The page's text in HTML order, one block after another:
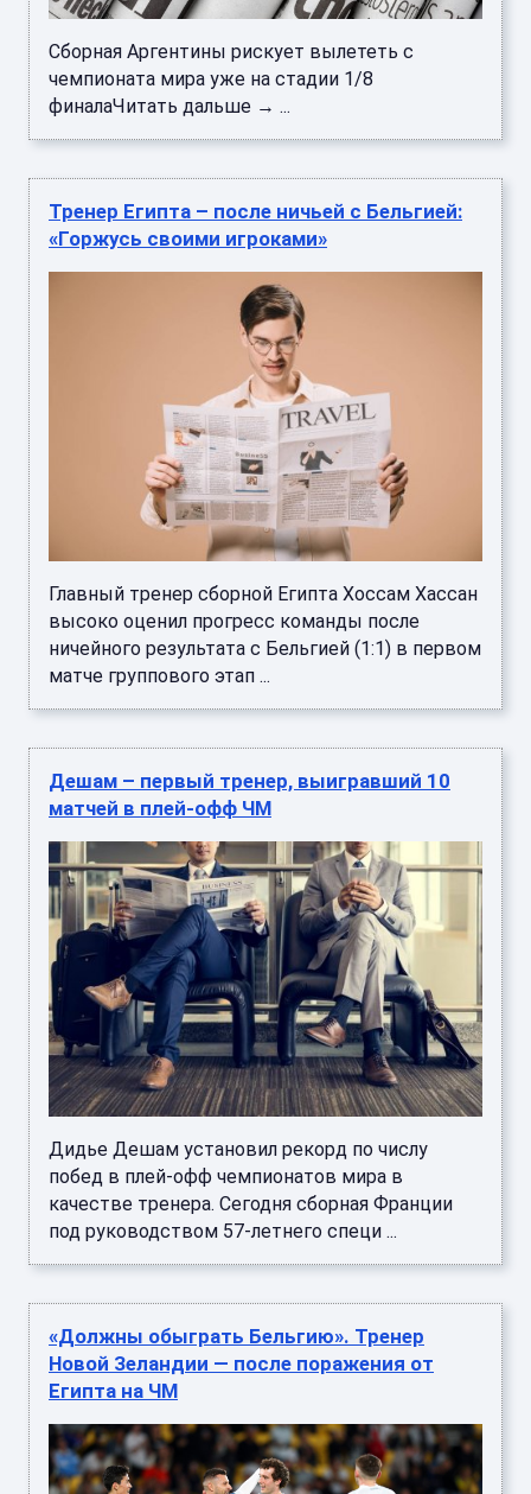
Сборная Аргентины рискует вылететь с
чемпионата мира уже на стадии 1/8
финалаЧитать дальше → ...
Тренер Египта – после ничьей с Бельгией:
«Горжусь своими игроками»
Главный тренер сборной Египта Хоссам Хассан
высоко оценил прогресс команды после
ничейного результата с Бельгией (1:1) в первом
матче группового этап ...
Дешам – первый тренер, выигравший 10
матчей в плей-офф ЧМ
Дидье Дешам установил рекорд по числу
побед в плей-офф чемпионатов мира в
качестве тренера. Сегодня сборная Франции
под руководством 57-летнего специ ...
«Должны обыграть Бельгию». Тренер
Новой Зеландии — после поражения от
Египта на ЧМ